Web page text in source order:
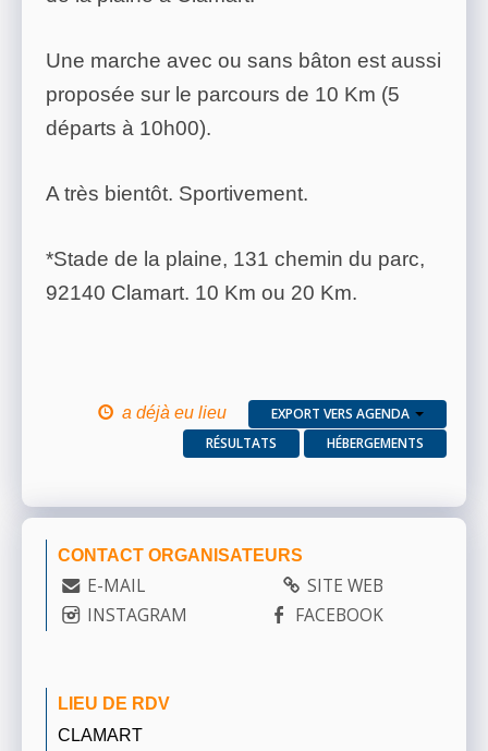
Une marche avec ou sans bâton est aussi
proposée sur le parcours de 10 Km (5
départs à 10h00).
A très bientôt. Sportivement.
*Stade de la plaine, 131 chemin du parc,
92140 Clamart. 10 Km ou 20 Km.
a déjà eu lieu
EXPORT VERS AGENDA
RÉSULTATS
HÉBERGEMENTS
CONTACT ORGANISATEURS
E-MAIL
SITE WEB
INSTAGRAM
FACEBOOK
LIEU DE RDV
CLAMART